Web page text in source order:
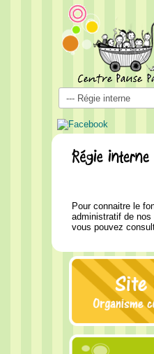
Pour connaitre le
administratif de
vous pouvez